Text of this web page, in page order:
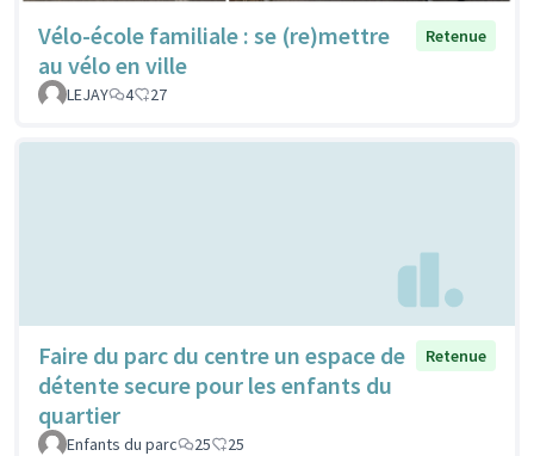
Vélo-école familiale : se (re)mettre
au vélo en ville
Retenue
LEJAY 4 27
Faire du parc du centre un espace de
détente secure pour les enfants du
quartier
Retenue
Enfants du parc 25 25